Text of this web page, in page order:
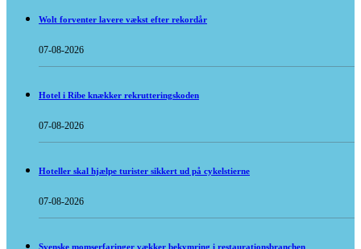
Wolt forventer lavere vækst efter rekordår
07-08-2026
Hotel i Ribe knækker rekrutteringskoden
07-08-2026
Hoteller skal hjælpe turister sikkert ud på cykelstierne
07-08-2026
Svenske momserfaringer vækker bekymring i restaurationsbranchen